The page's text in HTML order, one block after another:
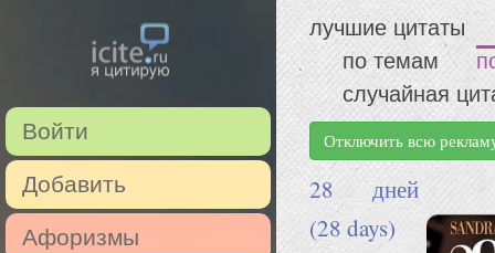
Войти
Добавить
Афоризмы
лучшие цитаты
по темам
случайная
Отключить всю
28 дней
(28 days)